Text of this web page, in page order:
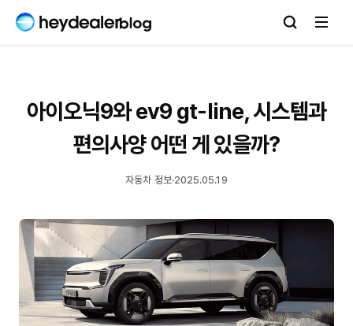
아이오닉9와 ev9 gt-line, 시스템과
편의사양 어떤 게 있을까?
자동차 정보·2025.05.19